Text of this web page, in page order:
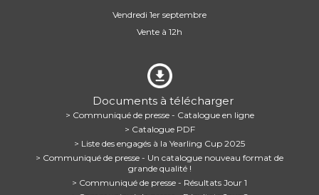
Vendredi 1er septembre
Vente à 12h
Documents à télécharger
> Communiqué de presse - Catalogue en ligne
> Catalogue PDF
> Liste des engagés à la Yearling Cup 2025
> Communiqué de presse - Un catalogue nouveau format de
grande qualité !
> Communiqué de presse - Résultats Jour 1